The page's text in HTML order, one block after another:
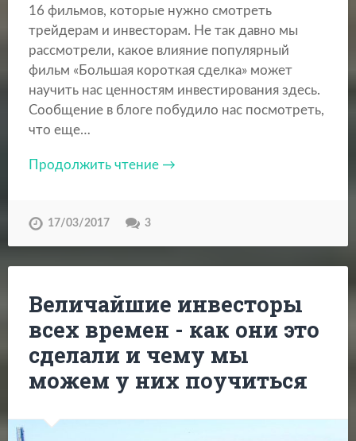
16 фильмов, которые нужно смотреть
трейдерам и инвесторам. Не так давно мы
рассмотрели, какое влияние популярный
фильм «Большая короткая сделка» может
научить нас ценностям инвестирования здесь.
Сообщение в блоге побудило нас посмотреть,
что еще…
Продолжить чтение →
17/03/2017 3
Величайшие инвесторы
всех времен - как они это
сделали и чему мы
можем у них поучиться